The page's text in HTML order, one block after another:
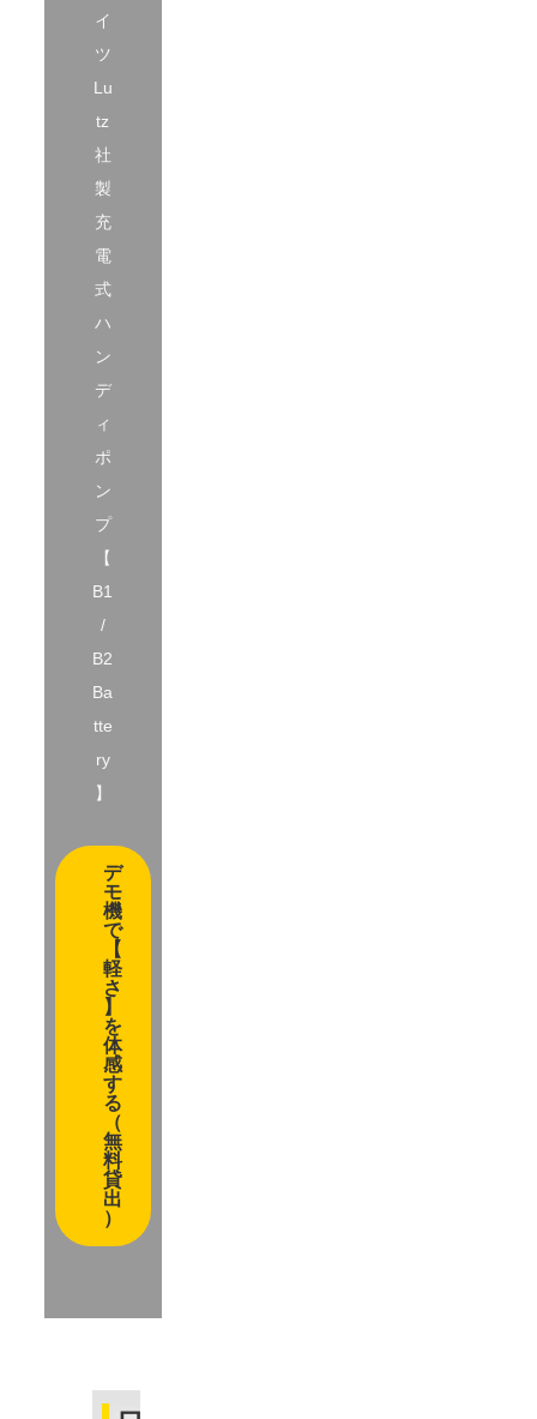
イ
ツ
Lu
tz
社
製
充
電
式
ハ
ン
デ
ィ
ポ
ン
プ
【
B1
/
B2
Ba
tte
ry
】
デ
モ
機
で
【
軽
さ
】
を
体
感
す
る
（
無
料
貸
出
）